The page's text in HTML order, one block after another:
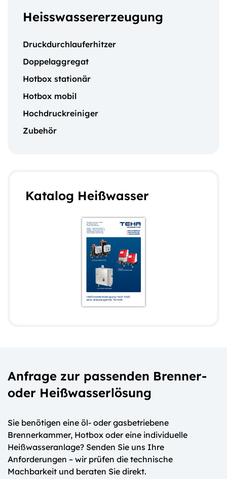
Heisswassererzeugung
Druckdurchlauferhitzer
Doppelaggregat
Hotbox stationär
Hotbox mobil
Hochdruckreiniger
Zubehör
Katalog Heißwasser
Anfrage zur passenden Brenner-
oder Heißwasserlösung
Sie benötigen eine öl- oder gasbetriebene
Brennerkammer, Hotbox oder eine individuelle
Heißwasseranlage? Senden Sie uns Ihre
Anforderungen – wir prüfen die technische
Machbarkeit und beraten Sie direkt.